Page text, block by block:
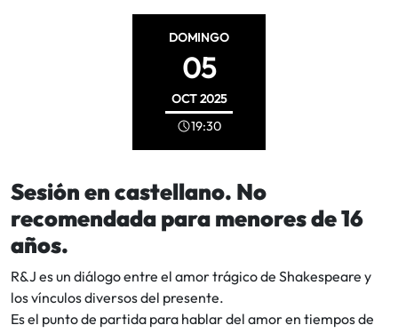
DOMINGO
05
OCT2025
19:30
Sesión en castellano. No
recomendada para menores de 16
años.
R&J es un diálogo entre el amor trágico de Shakespeare y
los vínculos diversos del presente.
Es el punto de partida para hablar del amor en tiempos de